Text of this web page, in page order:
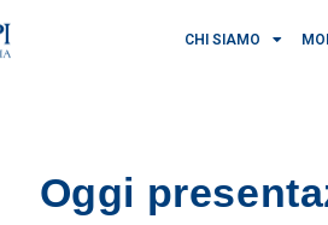
CHI SIAMO
Oggi